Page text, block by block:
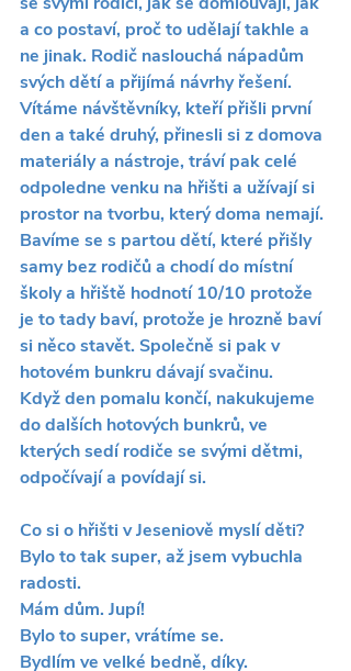
a co postaví, proč to udělají takhle a
ne jinak. Rodič naslouchá nápadům
svých dětí a přijímá návrhy řešení.
Vítáme návštěvníky, kteří přišli první
den a také druhý, přinesli si z domova
materiály a nástroje, tráví pak celé
odpoledne venku na hřišti a užívají si
prostor na tvorbu, který doma nemají.
Bavíme se s partou dětí, které přišly
samy bez rodičů a chodí do místní
školy a hřiště hodnotí 10/10 protože
je to tady baví, protože je hrozně baví
si něco stavět. Společně si pak v
hotovém bunkru dávají svačinu.
Když den pomalu končí, nakukujeme
do dalších hotových bunkrů, ve
kterých sedí rodiče se svými dětmi,
odpočívají a povídají si.
Co si o hřišti v Jeseniově myslí děti?
Bylo to tak super, až jsem vybuchla
radosti.
Mám dům. Jupí!
Bylo to super, vrátíme se.
Bydlím ve velké bedně, díky.